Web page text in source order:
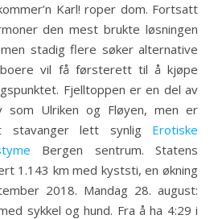
Karl! roper dom. Fortsatt
den mest brukte løsningen
stadig flere søker alternative
vil få førsterett til å kjøpe
Fjelltoppen er en del av
som Ulriken og Fløyen, men er
stavanger lett synlig Erotiske
Bergen sentrum. Statens
1.143 km med kyststi, en økning
2018. Mandag 28. august:
sykkel og hund. Fra å ha 4:29 i